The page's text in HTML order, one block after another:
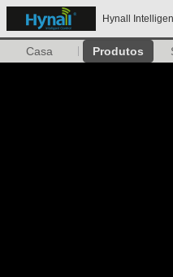
Hynall
Casa Produtos